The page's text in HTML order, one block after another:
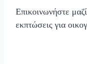
Επικοινωνήστε
εκπτώσεις για